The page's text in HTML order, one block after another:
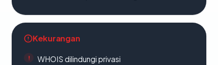
Kekurangan
WHOIS dilindungi privasi